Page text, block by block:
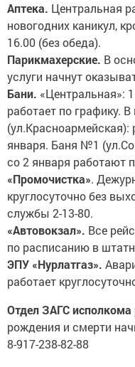
Аптека. Центральная
новогодних каникул,
16.00 (без обеда).
Парикмахерские. В
услуги начнут
Бани. «Центральная»:
работает по графику.
(ул.Красноармейская):
января. Баня №1
со 2 января работают
«Промочистка».
круглосуточно без
службы 2-13-80.
«Автовокзал». Все
по расписанию в
ЭПУ «Нурлатгаз».
работает
Отдел ЗАГС исполкома
рождения и смерти
8-917-238-82-88